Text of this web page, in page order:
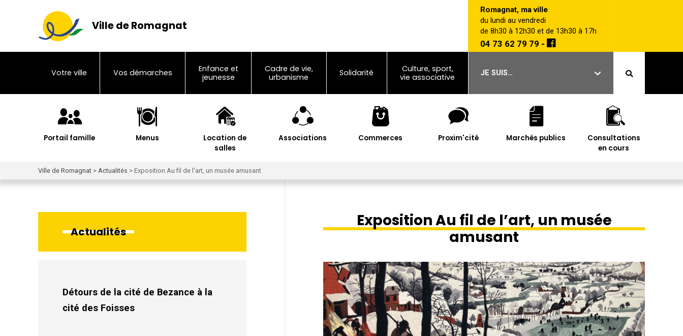
Ville de Romagnat
Votre ville Vos démarches
Enfance et
jeunesse
Cadre de vie,
urbanisme
Solidarité
Culture, sport,
vie associative
Romagnat, ma ville
du lundi au vendredi
de 8h30 à 12h30 et de 13h30 à 17h
04 73 62 79 79 -
JE SUIS…
Portail famille Menus
Location de
salles
Associations Commerces Proxim'cité Marchés publics
Consultations
en cours
Ville de Romagnat > Actualités > Exposition Au fil de l’art, un musée amusant
Exposition Au fil de l’art, un musée
amusant
Actualités
Détours de la cité de Bezance à la
cité des Foisses